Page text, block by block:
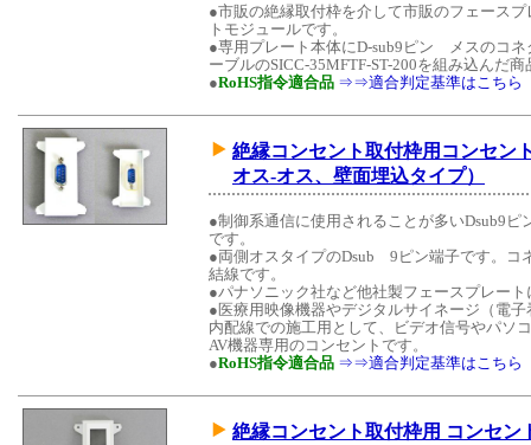
●市販の絶縁取付枠を介して市販のフェース
トモジュールです。
●専用プレート本体にD-sub9ピン メスのコ
ーブルのSICC-35MFTF-ST-200を組み込んだ商
●RoHS指令適合品 ⇒⇒適合判定基準はこちら
絶縁コンセント取付枠用コンセン
オス-オス、壁面埋込タイプ）
●制御系通信に使用されることが多いDsub9
です。
●両側オスタイプのDsub 9ピン端子です。コ
結線です。
●パナソニック社など他社製フェースプレー
●医療用映像機器やデジタルサイネージ（電
内配線での施工用として、ビデオ信号やパソ
AV機器専用のコンセントです。
●RoHS指令適合品 ⇒⇒適合判定基準はこちら
絶縁コンセント取付枠用 コンセン